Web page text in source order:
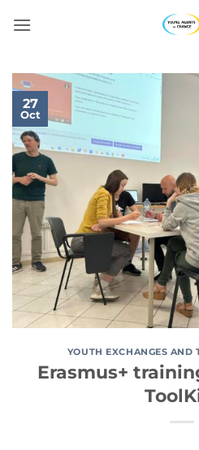
27
Oct
YOUTH EXCHANGES AND
Erasmus+